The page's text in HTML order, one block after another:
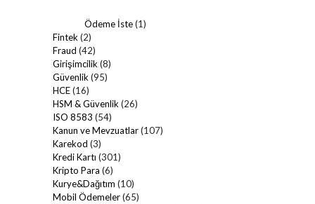
Ödeme İste(1)
Fintek (2)
Fraud (42)
Girişimcilik (8)
Güvenlik (95)
HCE(16)
HSM & Güvenlik (26)
ISO 8583 (54)
Kanun ve Mevzuatlar(107)
Karekod (3)
Kredi Kartı (301)
Kripto Para (6)
Kurye&Dağıtım (10)
Mobil Ödemeler(65)